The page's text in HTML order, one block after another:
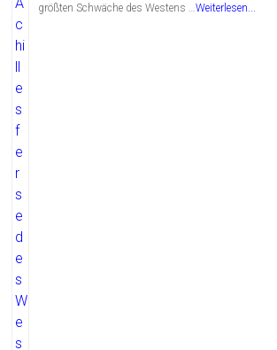
größten Schwäche des Westens …Weiterlesen...